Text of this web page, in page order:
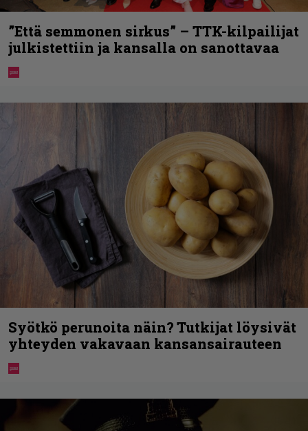
”Että semmonen sirkus” – TTK-kilpailijat
julkistettiin ja kansalla on sanottavaa
Syötkö perunoita näin? Tutkijat löysivät
yhteyden vakavaan kansansairauteen